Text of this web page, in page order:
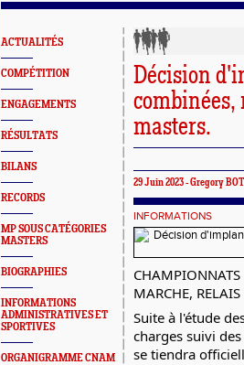
ACTUALITÉS
COMPÉTITION
ENGAGEMENTS
RÉSULTATS
BILANS
RECORDS
MP SOUS CATÉGORIES
MASTERS
BIOGRAPHIES
INFORMATIONS
ADMINISTRATIVES ET
SPORTIVES
ORGANIGRAMME CNAM
Décision
masters.
29 Juin 2023 -Gregory
INFORMATIONS
CHAMPIONNATS
MARCHE,
Suite à l'étude
charges suivi
se tiendra